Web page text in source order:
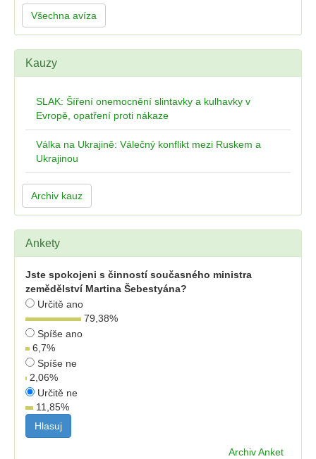
Všechna avíza
Kauzy
SLAK: Šíření onemocnění slintavky a kulhavky v
Evropě, opatření proti nákaze
Válka na Ukrajině: Válečný konflikt mezi Ruskem a
Ukrajinou
Archiv kauz
Ankety
Jste spokojeni s činností současného ministra
zemědělství Martina Šebestyána?
Určitě ano
79,38%
Spíše ano
6,7%
Spíše ne
2,06%
Určitě ne
11,85%
Archiv Anket